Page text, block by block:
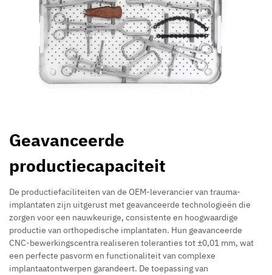
Geavanceerde
productiecapaciteit
De productiefaciliteiten van de OEM-leverancier van trauma-
implantaten zijn uitgerust met geavanceerde technologieën die
zorgen voor een nauwkeurige, consistente en hoogwaardige
productie van orthopedische implantaten. Hun geavanceerde
CNC-bewerkingscentra realiseren toleranties tot ±0,01 mm, wat
een perfecte pasvorm en functionaliteit van complexe
implantaatontwerpen garandeert. De toepassing van